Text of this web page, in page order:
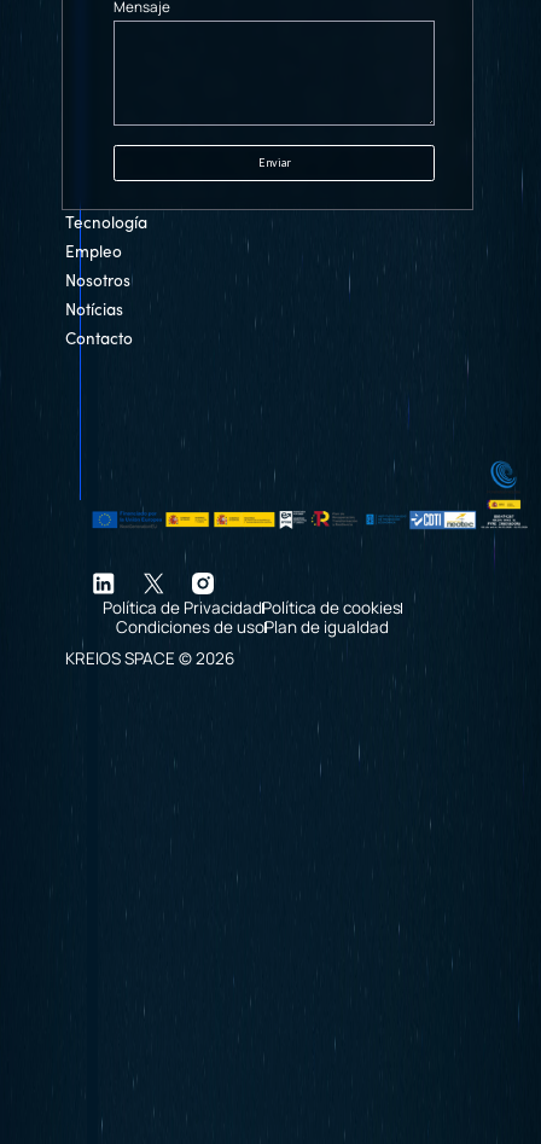
Mensaje
Tecnología
Empleo
Nosotros
Notícias
Contacto
Política de PrivacidadPolítica de cookies
Condiciones de usoPlan de igualdad
KREIOS SPACE © 2026